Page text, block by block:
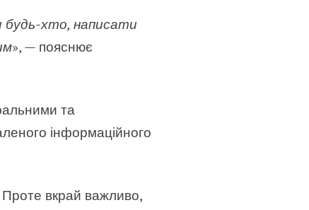
будь-хто, написати
», — пояснює
та
інформаційного
Проте вкрай важливо,